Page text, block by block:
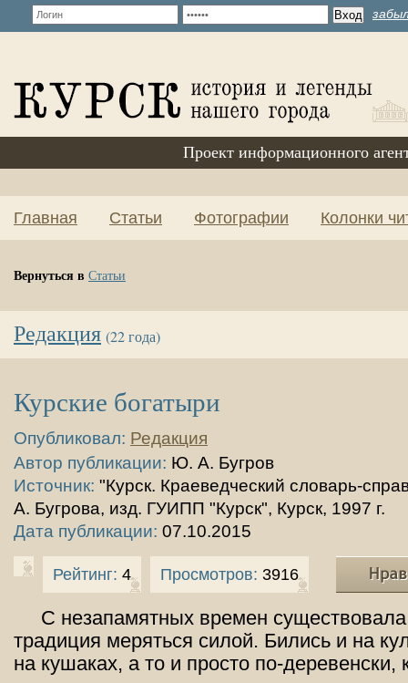
Проект информационного
Главная Статьи Фотографии Колонки
Вернуться в Статьи
Редакция (22 года)
Курские богатыри
Опубликовал: Редакция
Автор публикации: Ю. А. Бугров
Источник: "Курск. Краеведческий словарь-
А. Бугрова, изд. ГУИПП "Курск", Курск, 1997 г.
Дата публикации: 07.10.2015
Рейтинг: 4 Просмотров: 3916
С незапамятных времен
традиция меряться силой. Бились и на
на кушаках, а то и просто по-деревенски,